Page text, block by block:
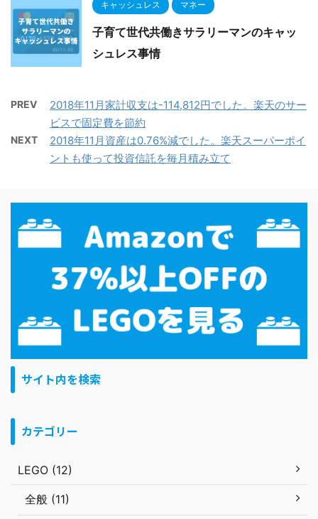
キャッシュレス マネー
子育て世代共働きサラリーマンのキャッ
シュレス事情
PREV
2018年11月家計収支は-114,812円でした。楽天のサー
ビスで固定費を節約
NEXT
2018年11月資産は0.76%減でした。楽天スーパーポイ
ントも使って投資信託を毎月積み立て
サイト内を検索
カテゴリー
LEGO (12)
全般 (11)